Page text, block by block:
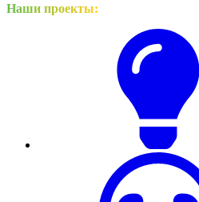
Наши проекты: